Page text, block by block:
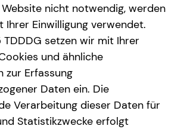
nicht notwendig, werden
Ihrer Einwilligung verwendet.
setzen wir mit Ihrer
und ähnliche
zur Erfassung
Daten ein. Die
Verarbeitung dieser Daten für
Statistikzwecke erfolgt